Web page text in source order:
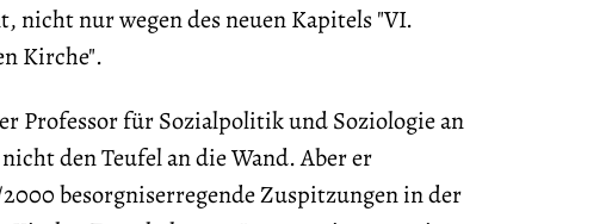
nicht nur wegen des neuen Kapitels "VI.
Kirche".
Professor für Sozialpolitik und Soziologie an
den Teufel an die Wand. Aber er
besorgniserregende Zuspitzungen in der